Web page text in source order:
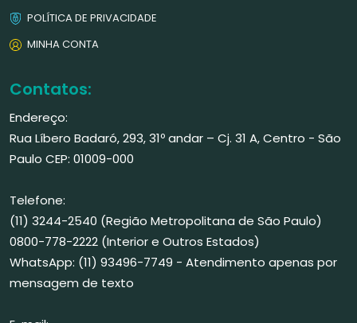
POLÍTICA DE PRIVACIDADE
MINHA CONTA
Contatos:
Endereço:
Rua Líbero Badaró, 293, 31º andar – Cj. 31 A, Centro - São
Paulo CEP: 01009-000
Telefone:
(11) 3244-2540 (Região Metropolitana de São Paulo)
0800-778-2222 (Interior e Outros Estados)
WhatsApp: (11) 93496-7749 - Atendimento apenas por
mensagem de texto